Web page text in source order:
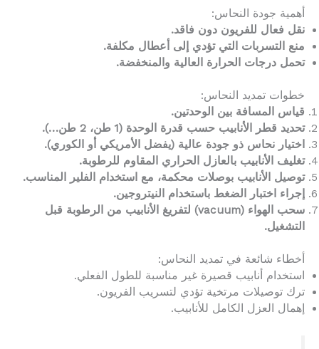
أهمية جودة النحاس:
نقل فعال للفريون دون فاقد.
منع التسربات التي تؤدي إلى أعطال مكلفة.
تحمل درجات الحرارة العالية والمنخفضة.
خطوات تمديد النحاس:
قياس المسافة بين الوحدتين.
تحديد قطر الأنابيب حسب قدرة الوحدة (1 طن، 2 طن…).
اختيار نحاس ذو جودة عالية (يفضل الأمريكي أو الكوري).
تغليف الأنابيب بالعازل الحراري المقاوم للرطوبة.
توصيل الأنابيب بوصلات محكمة، مع استخدام الفلير المناسب.
إجراء اختبار الضغط باستخدام النيتروجين.
سحب الهواء (vacuum) لتفريغ الأنابيب من الرطوبة قبل
التشغيل.
أخطاء شائعة في تمديد النحاس:
استخدام أنابيب قصيرة غير مناسبة للطول الفعلي.
ترك توصيلات مرتخية تؤدي لتسريب الفريون.
إهمال العزل الكامل للأنابيب.